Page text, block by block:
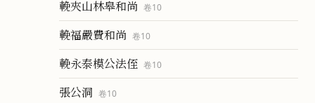
輓夾山林皋和尚 卷10
輓福嚴費和尚 卷10
輓永泰模公法侄 卷10
張公洞 卷10